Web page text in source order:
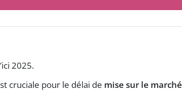
2025.
cruciale pour le délai de mise sur le marché